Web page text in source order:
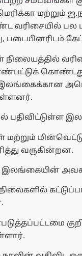
மற்றும்
வரிசையில் பல
படையினரிடம்
நிலையத்தில்
மற்றும்
வருகின்றன.